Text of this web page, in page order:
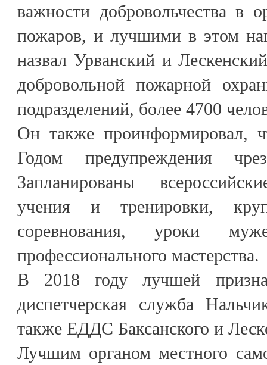
важности добровольчества в
пожаров, и лучшими в этом
назвал Урванский и
добровольной пожарной
подразделений, более 4700
Он также проинформировал,
Годом предупреждения
Запланированы
учения и тренировки,
соревнования, уроки
профессионального мастерства.
В 2018 году лучшей
диспетчерская служба
также ЕДДС Баксанского и
Лучшим органом местного